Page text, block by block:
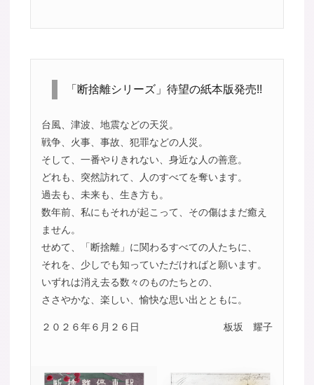
「断捨離シリーズ」待望の紙本版発売!!
台風、津波、地震などの天災。
戦争、火事、事故、犯罪などの人災。
そして、一番やりきれない、身近な人の善意。
どれも、突然訪れて、人のすべてを奪います。
過去も、未来も、生き方も。
数年前、私にもそれが起こって、その傷はまだ癒え
ません。
せめて、「断捨離」に関わるすべての人たちに、
それを、少しでも知っていただければと願います。
いずれは消え去る数々のものたちとの、
ささやかな、楽しい、愉快な思い出とともに。
２０２６年６月２６日 板坂 耀子